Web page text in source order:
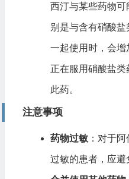
西汀与某些药物
别是与含有硝酸盐
一起使用时，会增
正在服用硝酸盐类
此药。
注意事项
药物过敏：对于阿
过敏的患者，应避